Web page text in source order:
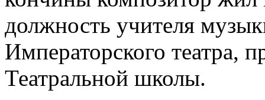
должность учителя
Императорского театра,
Театральной школы.